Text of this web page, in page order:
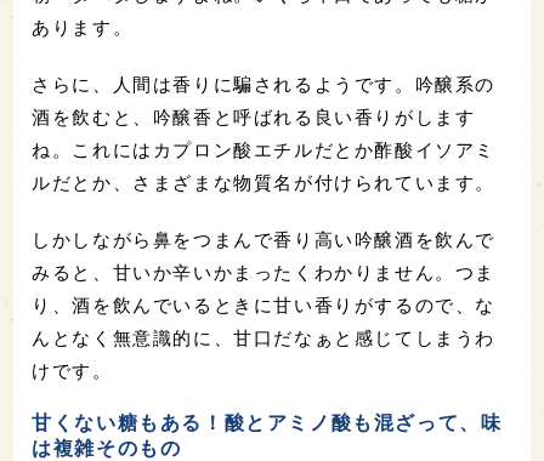
あります。
さらに、人間は香りに騙されるようです。吟醸系の
酒を飲むと、吟醸香と呼ばれる良い香りがします
ね。これにはカプロン酸エチルだとか酢酸イソアミ
ルだとか、さまざまな物質名が付けられています。
しかしながら鼻をつまんで香り高い吟醸酒を飲んで
みると、甘いか辛いかまったくわかりません。つま
り、酒を飲んでいるときに甘い香りがするので、な
んとなく無意識的に、甘口だなぁと感じてしまうわ
けです。
甘くない糖もある！酸とアミノ酸も混ざって、味
は複雑そのもの